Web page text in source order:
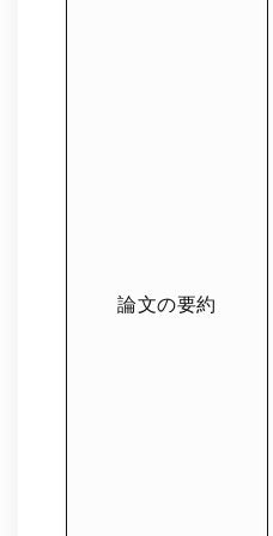
論文の要約